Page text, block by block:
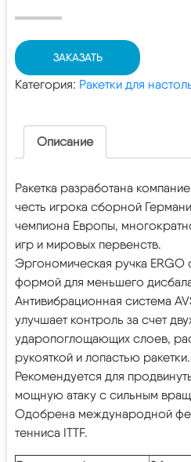
ЗАКАЗАТЬ
Категория: Ракетки для
Описание
Ракетка разработана
честь игрока сборной
чемпиона Европы,
игр и мировых первенств.
Эргономическая ручка
формой для меньшего
Антивибрационная система
улучшает контроль за счет
ударопоглощающих слоев,
рукояткой и лопастью ракетки.
Рекомендуется для
мощную атаку с сильным
Одобрена международной
тенниса ITTF.